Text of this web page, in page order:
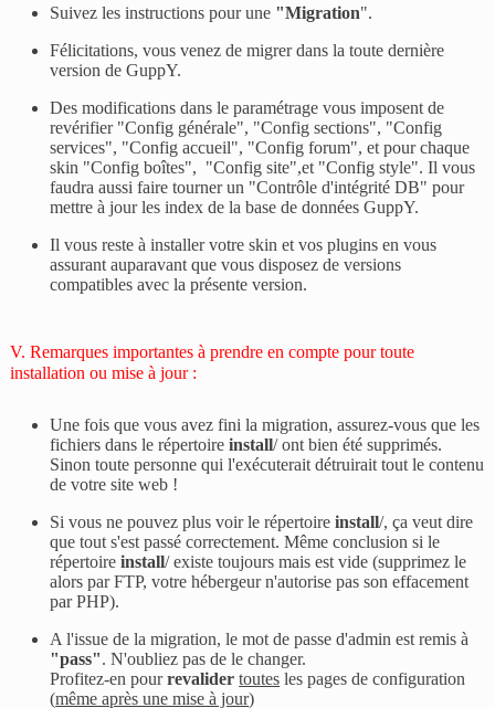
Suivez les instructions pour une "Migration".
Félicitations, vous venez de migrer dans la toute dernière
version de GuppY.
Des modifications dans le paramétrage vous imposent de
revérifier "Config générale", "Config sections", "Config
services", "Config accueil", "Config forum", et pour chaque
skin "Config boîtes", "Config site",et "Config style". Il vous
faudra aussi faire tourner un "Contrôle d'intégrité DB" pour
mettre à jour les index de la base de données GuppY.
Il vous reste à installer votre skin et vos plugins en vous
assurant auparavant que vous disposez de versions
compatibles avec la présente version.
V. Remarques importantes à prendre en compte pour toute
installation ou mise à jour :
Une fois que vous avez fini la migration, assurez-vous que les
fichiers dans le répertoireinstall/ ont bien été supprimés.
Sinon toute personne qui l'exécuterait détruirait tout le contenu
de votre site web !
Si vous ne pouvez plus voir le répertoireinstall/, ça veut dire
que tout s'est passé correctement. Même conclusion si le
répertoireinstall/ existe toujours mais est vide (supprimez le
alors par FTP, votre hébergeur n'autorise pas son effacement
par PHP).
A l'issue de la migration, le mot de passe d'admin est remis à
"pass". N'oubliez pas de le changer.
Profitez-en pourrevalider toutes les pages de configuration
(même après une mise à jour)